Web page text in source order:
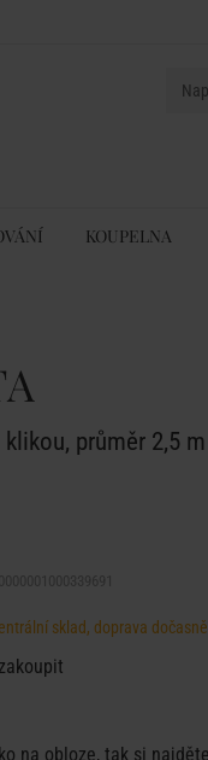
KOUPELNA
průměr 2,5
sklad, doprava
na obloze, tak si